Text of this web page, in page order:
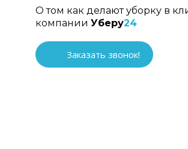
О том как делают уборку в
компанииУберу24
Заказать звонок!